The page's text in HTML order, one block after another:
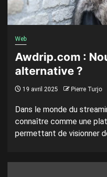
Web
Awdrip.com :
alternative ?
19 avril 2025 Pierre Turjo
Dans le monde du
connaître comme une
permettant de visionner